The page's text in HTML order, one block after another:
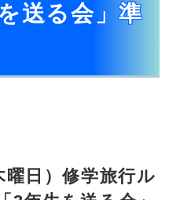
送る会」準
日）修学旅行ル